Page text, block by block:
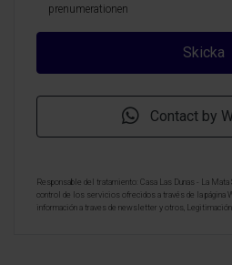
prenumerationen
Contact by
Responsable del tratamiento: Casa Las Dunas - La
control de los servicios ofrecidos a través de la página
información a traves de newsletter y otros,